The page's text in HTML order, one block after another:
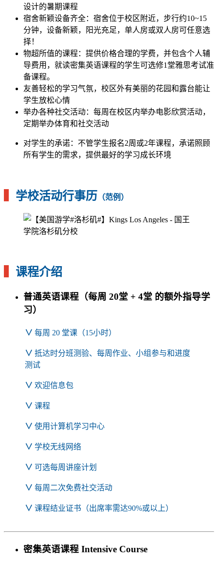
设计的暑期课程
宿舍新颖设备齐全：宿舍位于校区附近，步行约10~15
分钟，设备新颖，阳光充足，单人房或双人房可任意选
择！
物超所值的课程：提供价格合理的学费，并包含个人辅
导费用，就读密集英语课程的学生可选修1堂雅思考试准
备课程。
友善轻松的学习气氛，校区外有美丽的花园和露台能让
学生放松心情
举办各种社交活动：每周在校区内举办电影欣赏活动，
定期举办体育和社交活动
对学生的承诺：不管学生报名2周或2年课程，承诺照顾
所有学生的需求，提供最好的学习成长环境
学校活动行事历 （范例）
课程介绍
普通英语课程（每周 20堂 + 4堂 的额外指导学
习）
∨ 每周 20 堂课（15小时）
∨ 抵达时分班测验、每周作业、小组参与和进度
测试
∨ 欢迎信息包
∨ 课程
∨ 使用计算机学习中心
∨ 学校无线网络
∨ 可选每周讲座计划
∨ 每周二次免费社交活动
∨ 课程结业证书（出席率需达90%或以上）
密集英语课程 Intensive Course